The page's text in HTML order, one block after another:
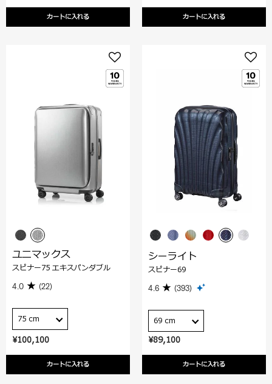
カートに入れる カートに入れる
¥100,100
カートに入れる
ユニマックス
スピナー75 エキスパンダブル
4.0 (22)
75 cm
¥89,100
カートに入れる
シーライト
スピナー69
4.6 (393)
69 cm